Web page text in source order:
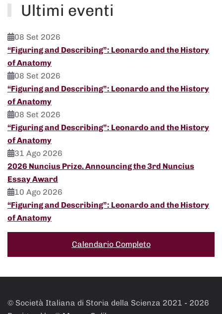
Ultimi eventi
08 Set 2026
“Figuring and Describing”: Leonardo and the History
of Anatomy
08 Set 2026
“Figuring and Describing”: Leonardo and the History
of Anatomy
08 Set 2026
“Figuring and Describing”: Leonardo and the History
of Anatomy
31 Ago 2026
2026 Nuncius Prize. Announcing the 3rd Nuncius
Essay Award
10 Ago 2026
“Figuring and Describing”: Leonardo and the History
of Anatomy
Calendario Completo
© Società Italiana di Storia della Scienza 2021 - 2026